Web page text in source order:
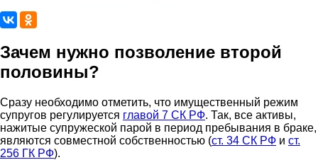
Зачем нужно позволение второй
половины?
Сразу необходимо отметить, что имущественный режим
супругов регулируется главой 7 СК РФ. Так, все активы,
нажитые супружеской парой в период пребывания в браке,
являются совместной собственностью (ст. 34 СК РФ и ст.
256 ГК РФ).